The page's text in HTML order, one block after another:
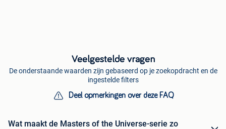
Veelgestelde vragen
De onderstaande waarden zijn gebaseerd op je zoekopdracht en de
ingestelde filters
Deel opmerkingen over deze FAQ
Wat maakt de Masters of the Universe-serie zo